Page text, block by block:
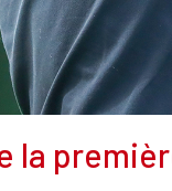
la